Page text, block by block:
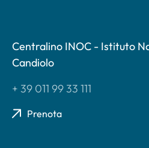
Centralino INOC - Istituto
Candiolo
+ 39 011 99 33 111
Prenota